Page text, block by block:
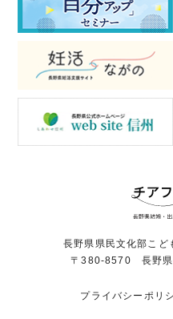
長野県県民文化部こど
〒380-8570 長野県
プライバシーポリ